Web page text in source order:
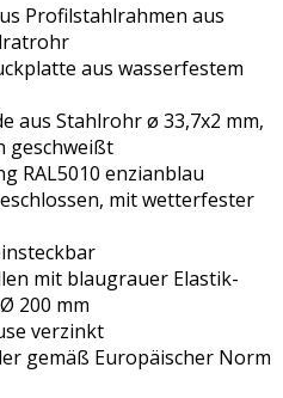
Profilstahlrahmen aus
aus wasserfestem
aus Stahlrohr ø 33,7x2 mm,
geschweißt
RAL5010 enzianblau
mit wetterfester
mit blaugrauer Elastik-
200 mm
verzinkt
gemäß Europäischer Norm